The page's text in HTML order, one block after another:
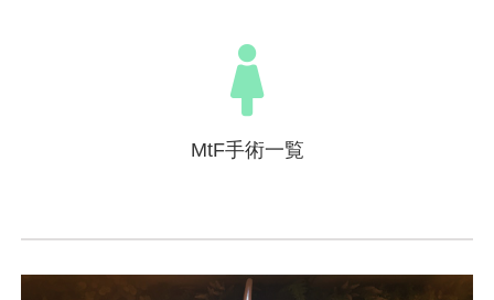
MtF手術一覧